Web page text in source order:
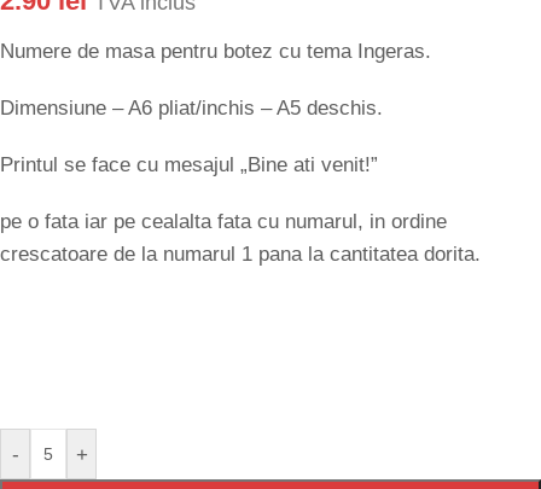
Numere de masa pentru botez cu tema Ingeras.
Dimensiune – A6 pliat/inchis – A5 deschis.
Printul se face cu mesajul „Bine ati venit!”
pe o fata iar pe cealalta fata cu numarul, in ordine
crescatoare de la numarul 1 pana la cantitatea dorita.
- +